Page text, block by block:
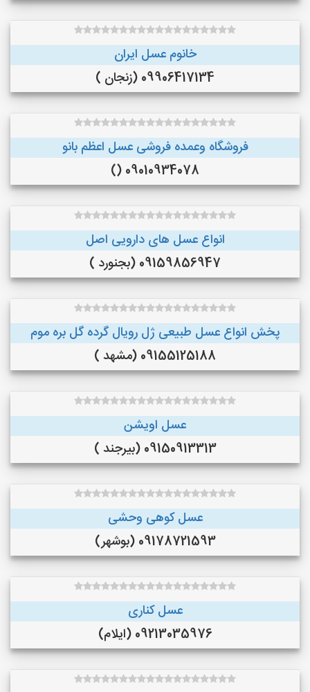
خانوم عسل ایران
09906417134 (زنجان )
فروشگاه وعمده فروشی عسل اعظم بانو
09010934078 ()
انواع عسل های دارویی اصل
09159856947 (بجنورد )
پخش انواع عسل طبیعی ژل رویال گرده گل بره موم
09155125188 (مشهد )
عسل اویشن
09150913313 (بیرجند )
عسل کوهی وحشی
09178721593 (بوشهر)
عسل کناری
09213035976 (ایلام)